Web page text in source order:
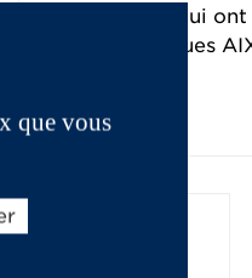
véhicules qui
marques
que vous